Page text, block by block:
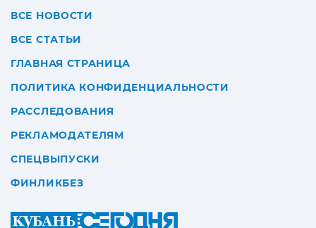
ВСЕ НОВОСТИ
ВСЕ СТАТЬИ
ГЛАВНАЯ СТРАНИЦА
ПОЛИТИКА КОНФИДЕНЦИАЛЬНОСТИ
РАССЛЕДОВАНИЯ
РЕКЛАМОДАТЕЛЯМ
СПЕЦВЫПУСКИ
ФИНЛИКБЕЗ